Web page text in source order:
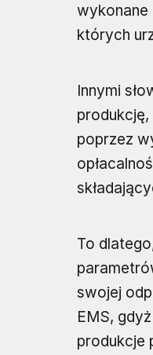
wykonane
których
Innymi
poprzez
To
swojej
EMS,
produkcje